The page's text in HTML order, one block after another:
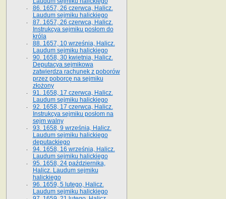
86. 1657, 26 czerwca, Halicz.
Laudum sejmiku halickiego
87. 1657, 26 czerwca, Halicz.
Instrukcya sejmiku posłom do
króla
88. 1657, 10 września, Halicz.
Laudum sejmiku halickiego
90. 1658, 30 kwietnia, Halicz.
Deputacya sejmikowa
zatwierdza rachunek z poborów
przez poborcę na sejmiku
złożony
91. 1658, 17 czerwca, Halicz.
Laudum sejmiku halickiego
92. 1658, 17 czerwca, Halicz.
Instrukcya sejmiku posłom na
sejm walny
93. 1658, 9 września, Halicz.
Laudum sejmiku halickiego
deputackiego
94. 1658, 16 września, Halicz.
Laudum sejmiku halickiego
95. 1658, 24 października,
Halicz. Laudum sejmiku
halickiego
96. 1659, 5 lutego, Halicz.
Laudum sejmiku halickiego